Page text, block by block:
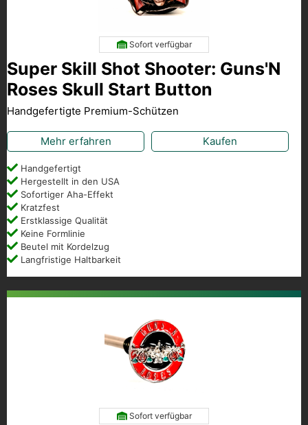
Sofort verfügbar
Super Skill Shot Shooter: Guns'N
Roses Skull Start Button
Handgefertigte Premium-Schützen
Mehr erfahren Kaufen
Handgefertigt
Hergestellt in den USA
Sofortiger Aha-Effekt
Kratzfest
Erstklassige Qualität
Keine Formlinie
Beutel mit Kordelzug
Langfristige Haltbarkeit
Sofort verfügbar